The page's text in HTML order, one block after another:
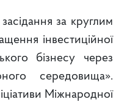
за круглим
інвестиційної
бізнесу через
середовища».
Міжнародної